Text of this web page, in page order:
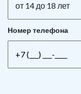
от 14 до 18 лет
Номер телефона